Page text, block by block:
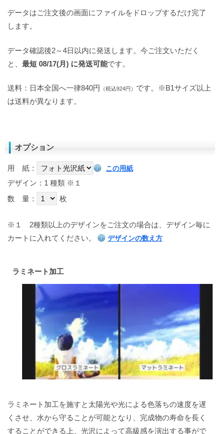
データはご注文後の画面にファイルをドロップするだけ完了
します。
データ確認後2～4日以内に発送します。今ご注文いただく
と、 最短 08/17(月) に発送可能です。
送料：日本全国へ一律840円 （税込924円） です。※B1サイズ以上
は送料が異なります。
オプション
用 紙： この用紙
デザイン：1 種類 ※１
数 量：
枚
※１
2種類以上のデザインをご注文の場合は、デザイン毎に
カートに入れてください。
デザインの数え方
ラミネート加工
ラミネート加工を施すと太陽光や光による色落ちの速度を遅
くさせ、水から守ることが可能となり、完成物の寿命を長く
することができる上、光沢によって高級感を演出する事がで